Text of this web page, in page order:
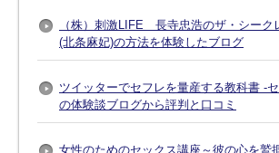
（株）刺激LIFE 長寺忠浩のザ・シーク
(北条麻妃)の方法を体験したブログ
ツイッターでセフレを量産する教科書 -
の体験談ブログから評判と口コミ
女性のためのセックス講座～彼の心を鷲